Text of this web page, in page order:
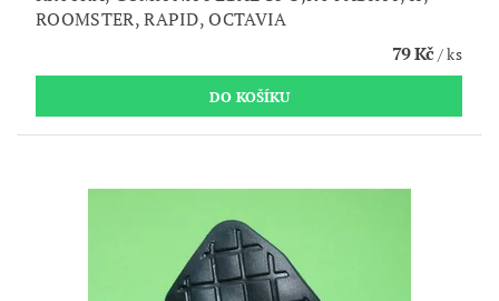
ROOMSTER, RAPID, OCTAVIA
79 Kč/ ks